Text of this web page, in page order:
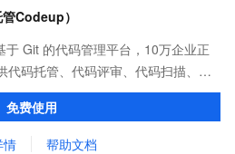
Codeup）
Git 的代码管理平台，10万企业正
代码托管、代码评审、代码扫描、质
方位保护企业代码资产。
免费使用
情 帮助文档